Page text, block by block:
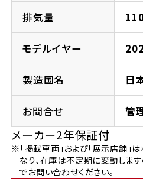
法人向けサービス
お問い合わせ
排気量
モデルイヤー
製造国名 日
お問合せ 管
メーカー2年保証付
※「掲載車両」および「展示店舗」
なり、在庫は不定期に変動しま
でお問い合わせください。
福島県
ホンダドリーム 郡山
ホンダドリーム 葛飾
ホンダドリーム 大田
ホンダドリーム 立川
神奈川県
ホンダドリーム 磯子
ホンダドリーム 一宮
ホンダドリーム 豊橋
ホンダドリーム 名古
岐阜県
ホンダドリーム 岐阜
ホンダドリーム 豊中
京都府
ホンダドリーム 京都
ホンダドリーム 京都
徳島県
ホンダドリーム 徳島
香川県
ホンダドリーム 高松
ホンダドリーム 福岡
熊本県
ホンダドリーム 熊本